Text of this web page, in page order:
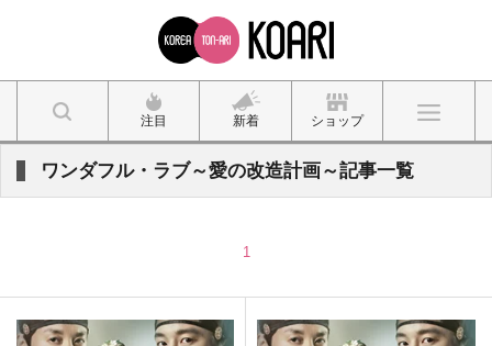
注目 新着 ショップ
ワンダフル・ラブ～愛の改造計画～記事一覧
1